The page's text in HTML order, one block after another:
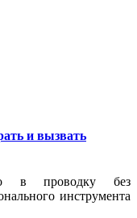
и вызвать
в проводку без
инструмента